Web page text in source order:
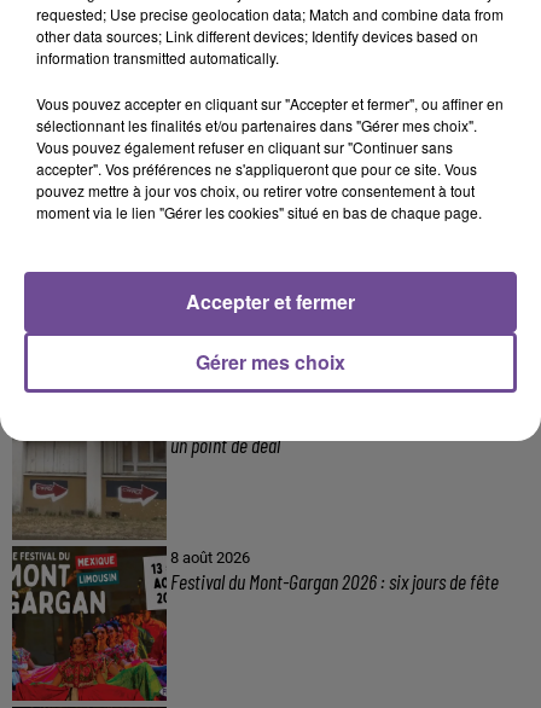
A LA UNE
8 août 2026
un point de deal
8 août 2026
Festival du Mont-Gargan 2026 : six jours de fête
requested; Use precise geolocation data; Match and combine data from
other data sources; Link different devices; Identify devices based on
information transmitted automatically.
Vous pouvez accepter en cliquant sur "Accepter et fermer", ou affiner en
sélectionnant les finalités et/ou partenaires dans "Gérer mes choix".
Vous pouvez également refuser en cliquant sur "Continuer sans
accepter". Vos préférences ne s'appliqueront que pour ce site. Vous
pouvez mettre à jour vos choix, ou retirer votre consentement à tout
moment via le lien "Gérer les cookies" situé en bas de chaque page.
Gérer mes choix
Accepter et fermer